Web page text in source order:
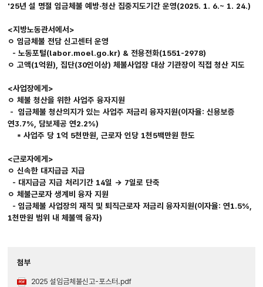
'25년 설 명절 임금체불 예방·청산 집중지도기간 운영(2025. 1. 6.~ 1. 24.)
<지방노동관서에서>
ㅇ 임금체불 전담 신고센터 운영
- 노동포털(labor.moel.go.kr) & 전용전화(1551-2978)
ㅇ 고액(1억원), 집단(30인이상) 체불사업장 대상 기관장이 직접 청산 지도
<사업장에게>
ㅇ 체불 청산을 위한 사업주 융자지원
- 임금체불 청산의지가 있는 사업주 저금리 융자지원(이자율: 신용보증
연3.7%, 담보제공 연2.2%)
* 사업주 당 1억 5천만원, 근로자 인당 1천5백만원 한도
<근로자에게>
ㅇ 신속한 대지급금 지급
- 대지급금 지급 처리기간 14일 → 7일로 단축
ㅇ 체불근로자 생계비 융자 지원
- 임금체불 사업장의 재직 및 퇴직근로자 저금리 융자지원(이자율: 연1.5%,
1천만원 범위 내 체불액 융자)
첨부
2025 설임금체불신고-포스터.pdf